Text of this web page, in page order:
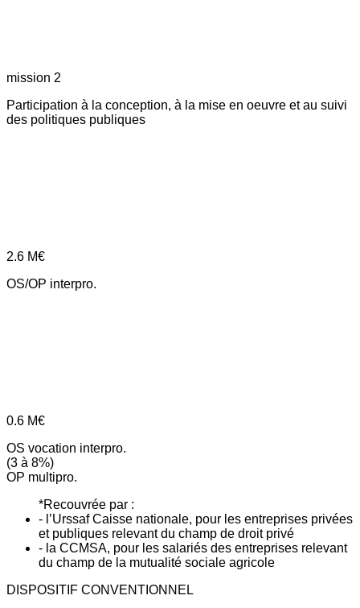
mission 2
Participation à la conception, à la mise en oeuvre et au suivi
des politiques publiques
2.6 M€
OS/OP interpro.
0.6 M€
OS vocation interpro.
(3 à 8%)
OP multipro.
*Recouvrée par :
- l’Urssaf Caisse nationale, pour les entreprises privées
et publiques relevant du champ de droit privé
- la CCMSA, pour les salariés des entreprises relevant
du champ de la mutualité sociale agricole
DISPOSITIF CONVENTIONNEL